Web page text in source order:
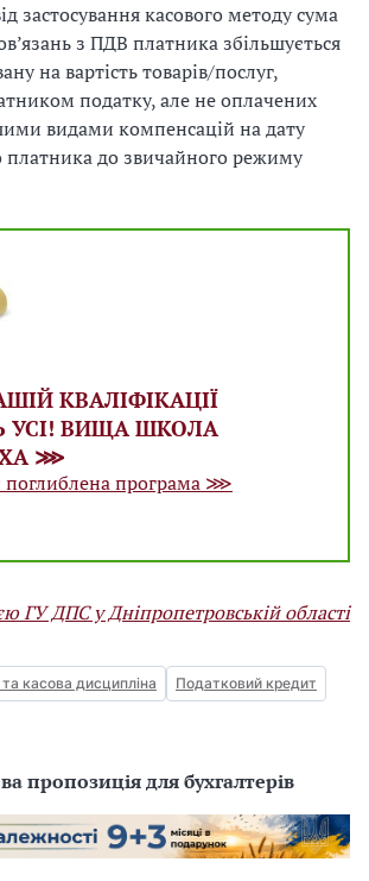
застосування касового методу сума
з ПДВ платника збільшується
на вартість товарів/послуг,
податку, але не оплачених
видами компенсацій на дату
платника до звичайного режиму
КВАЛІФІКАЦІЇ
УСІ! ВИЩА ШКОЛА
⋙
програма ⋙
ГУ ДПС у Дніпропетровській області
касова дисципліна
Податковий кредит
пропозиція для бухгалтерів